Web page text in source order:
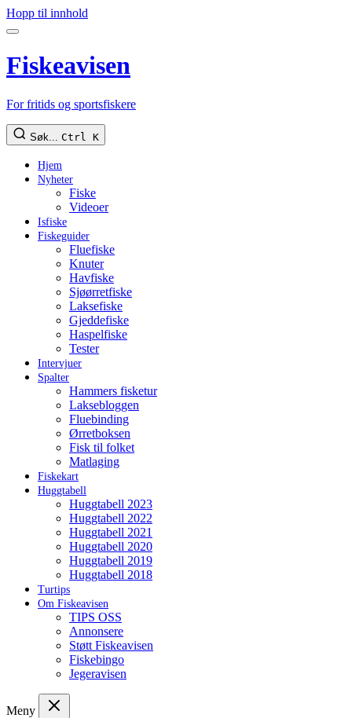
Hopp til innhold
Fiskeavisen
For fritids og sportsfiskere
Søk... Ctrl K
Hjem
Nyheter
Fiske
Videoer
Isfiske
Fiskeguider
Fluefiske
Knuter
Havfiske
Sjøørretfiske
Laksefiske
Gjeddefiske
Haspelfiske
Tester
Intervjuer
Spalter
Hammers fisketur
Laksebloggen
Fluebinding
Ørretboksen
Fisk til folket
Matlaging
Fiskekart
Huggtabell
Huggtabell 2023
Huggtabell 2022
Huggtabell 2021
Huggtabell 2020
Huggtabell 2019
Huggtabell 2018
Turtips
Om Fiskeavisen
TIPS OSS
Annonsere
Støtt Fiskeavisen
Fiskebingo
Jegeravisen
Meny